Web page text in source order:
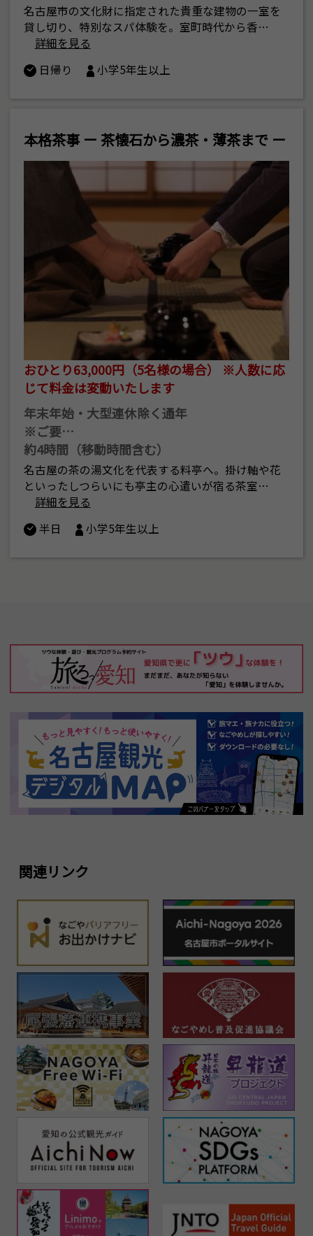
名古屋市の文化財に指定された貴重な建物の一室を
貸し切り、特別なスパ体験を。室町時代から香…
詳細を見る
日帰り
小学5年生以上
本格茶事 ー 茶懐石から濃茶・薄茶まで ー
おひとり63,000円（5名様の場合） ※人数に応
じて料金は変動いたします
年末年始・大型連休除く通年
※ご要…
約4時間（移動時間含む）
名古屋の茶の湯文化を代表する料亭へ。掛け軸や花
といったしつらいにも亭主の心遣いが宿る茶室…
詳細を見る
半日
小学5年生以上
関連リンク